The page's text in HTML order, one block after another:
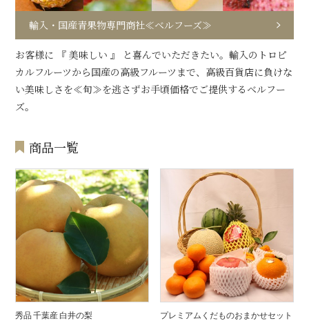
輸入・国産青果物専門商社≪ベルフーズ≫
お客様に 『 美味しい 』 と喜んでいただきたい。輸入のトロピ
カルフルーツから国産の高級フルーツまで、高級百貨店に負けな
い美味しさを≪旬≫を逃さずお手頃価格でご提供するベルフー
ズ。
商品一覧
秀品 千葉産 白井の梨 プレミアムくだものおまかせセット